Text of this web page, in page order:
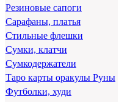
Резиновые сапоги
Сарафаны, платья
Стильные флешки
Сумки, клатчи
Сумкодержатели
Таро карты оракулы Руны
Футболки, худи